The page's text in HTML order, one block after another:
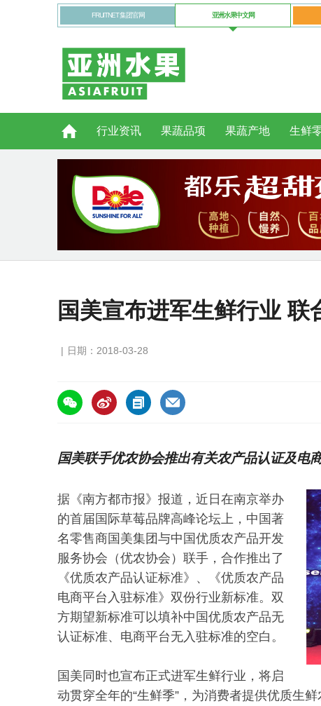
FRUITNET 集团官网 亚洲水果中文网
行业资讯 果蔬品项 果蔬产地 生鲜
国美宣布进军生鲜行业
日期：2018-03-28
https://asiafruitchina.net/16791.html
国美联手优农协会推出有关农产品认证及电
据《南方都市报》报道，近日在南京举办
的首届国际草莓品牌高峰论坛上，中国著
名零售商国美集团与中国优质农产品开发
服务协会（优农协会）联手，合作推出了
《优质农产品认证标准》、《优质农产品
电商平台入驻标准》双份行业新标准。双
方期望新标准可以填补中国优质农产品无
认证标准、电商平台无入驻标准的空白。
国美同时也宣布正式进军生鲜行业，将启
动贯穿全年的“生鲜季”，为消费者提供优质生鲜